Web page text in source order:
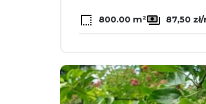
800.00 m² 87,50